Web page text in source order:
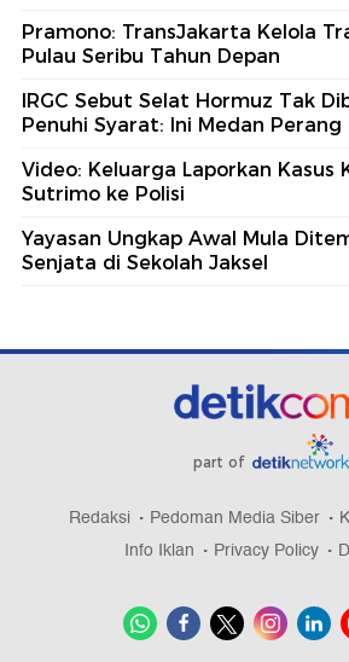
Pramono: TransJakarta Kelola
Pulau Seribu Tahun Depan
IRGC Sebut Selat Hormuz Tak
Penuhi Syarat: Ini Medan Perang
Video: Keluarga Laporkan Kasus
Sutrimo ke Polisi
Yayasan Ungkap Awal Mula
Senjata di Sekolah Jaksel
part of
Redaksi Pedoman Media Siber
Info Iklan
Privacy Policy